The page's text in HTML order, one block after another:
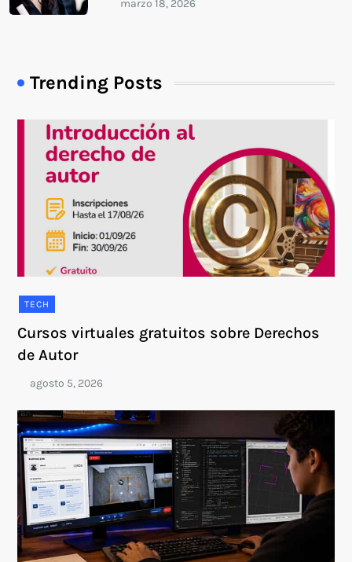
Trending Posts
TECH
Cursos virtuales gratuitos sobre Derechos
de Autor